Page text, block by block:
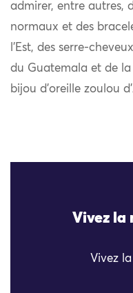
admirer, entre autres,
normaux et des
l’Est, des serre-
du Guatemala et de la
bijou d’oreille zoulou
Vivez la
Vivez